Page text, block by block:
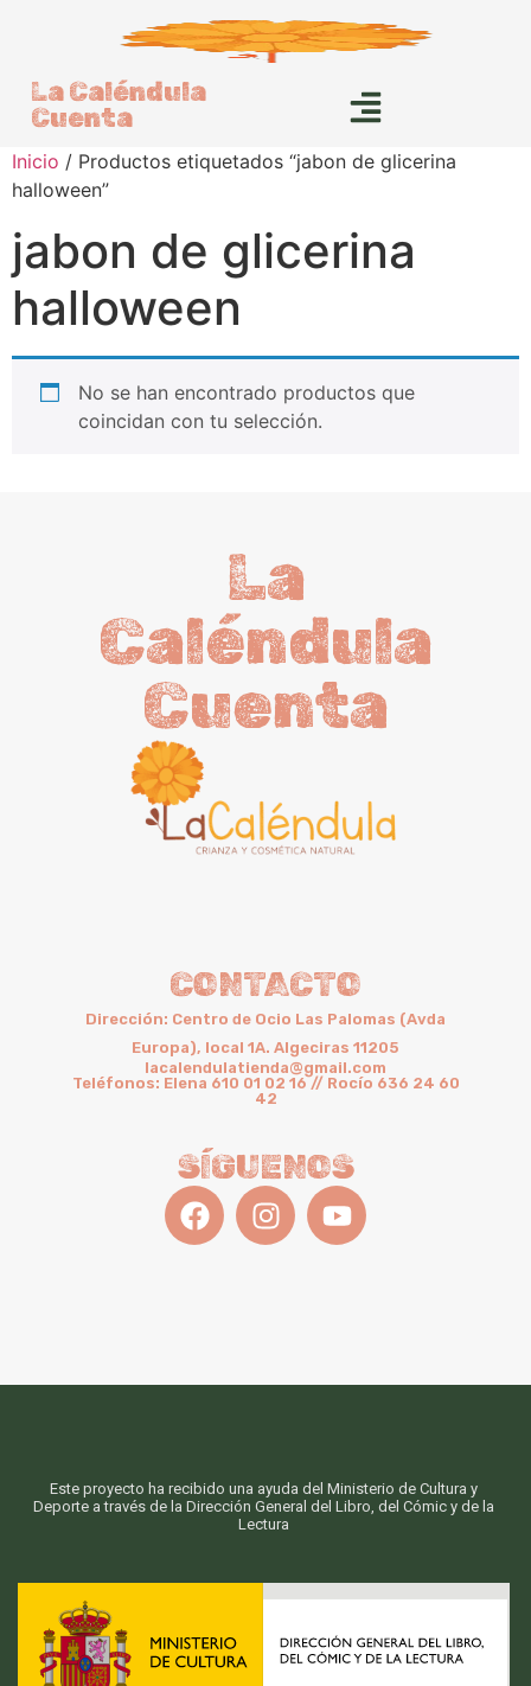
La Caléndula
Cuenta
Inicio / Productos etiquetados “jabon de glicerina
halloween”
jabon de glicerina
halloween
No se han encontrado productos que
coincidan con tu selección.
La
Caléndula
Cuenta
CONTACTO
Dirección: Centro de Ocio Las Palomas (Avda
Europa), local 1A. Algeciras 11205
lacalendulatienda@gmail.com
Teléfonos: Elena 610 01 02 16 // Rocío 636 24 60
42
SÍGUENOS
Este proyecto ha recibido una ayuda del Ministerio de Cultura y
Deporte a través de la Dirección General del Libro, del Cómic y de la
Lectura